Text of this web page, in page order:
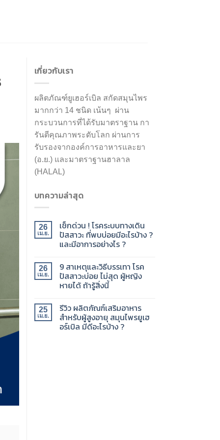
เกี่ยวกับเรา
ผลิตภัณฑ์ยูเฮอร์เบิล สกัดสมุนไพร
มากกว่า 14 ชนิด เน้นๆ ผ่าน
กระบวนการที่ได้รับมาตราฐาน กา
รันตีคุณภาพระดับโลก ผ่านการ
รับรองจากองค์การอาหารและยา
(อ.ย.) และมาตราฐานฮาลาล
(HALAL)
บทความล่าสุด
26
เม.ย.
เช็กด่วน ! โรคระบบทางเดิน
ปัสสาวะ ที่พบบ่อยมีอะไรบ้าง ?
และมีอาการอย่างไร ?
26
เม.ย.
9 สาเหตุและวิธีบรรเทา โรค
ปัสสาวะบ่อย ไม่สุด ผู้หญิง
หายได้ ถ้ารู้สิ่งนี้
25
เม.ย.
รีวิว ผลิตภัณฑ์เสริมอาหาร
สำหรับผู้สูงอายุ สมุนไพรยูเฮ
อร์เบิล มีดีอะไรบ้าง ?